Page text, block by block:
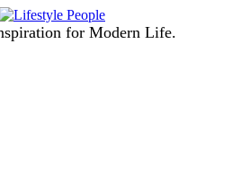
for Modern Life.